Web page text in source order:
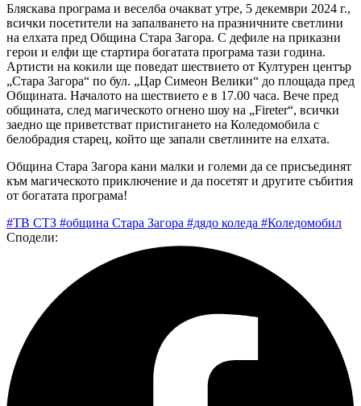
Бляскава програма и веселба очакват утре, 5 декември 2024 г.,
всички посетители на запалването на празничните светлини
на елхата пред Община Стара Загора. С дефиле на приказни
герои и елфи ще стартира богатата програма тази година.
Артисти на кокили ще поведат шествието от Културен център
„Стара Загора“ по бул. „Цар Симеон Велики“ до площада пред
Общината. Началото на шествието е в 17.00 часа. Вече пред
общината, след магическото огнено шоу на „Fireter“, всички
заедно ще приветстват пристигането на Коледомобила с
белобрадия старец, който ще запали светлините на елхата.
Община Стара Загора кани малки и големи да се присъединят
към магическото приключение и да посетят и другите събития
от богатата програма!
#ТВ СТЗ #община Стара Загора #дядо коледа #Коледомобил
Сподели: